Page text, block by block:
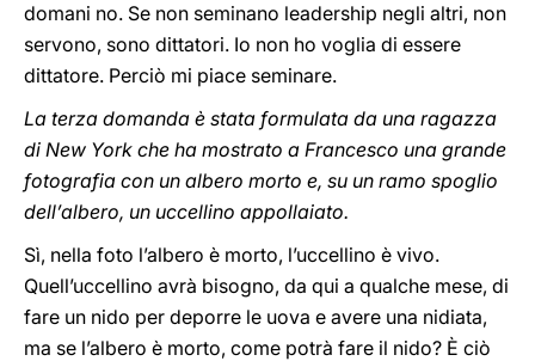
domani no. Se non seminano leadership negli altri, non
servono, sono dittatori. Io non ho voglia di essere
dittatore. Perciò mi piace seminare.
La terza domanda è stata formulata da una ragazza
di New York che ha mostrato a Francesco una grande
fotografia con un albero morto e, su un ramo spoglio
dell’albero, un uccellino appollaiato.
Sì, nella foto l’albero è morto, l’uccellino è vivo.
Quell’uccellino avrà bisogno, da qui a qualche mese, di
fare un nido per deporre le uova e avere una nidiata,
ma se l’albero è morto, come potrà fare il nido? È ciò